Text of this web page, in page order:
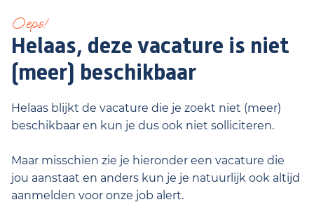
Oeps!
Helaas, deze vacature is niet
(meer) beschikbaar
Helaas blijkt de vacature die je zoekt niet (meer)
beschikbaar en kun je dus ook niet solliciteren.
Maar misschien zie je hieronder een vacature die
jou aanstaat en anders kun je je natuurlijk ook altijd
aanmelden voor onze job alert.